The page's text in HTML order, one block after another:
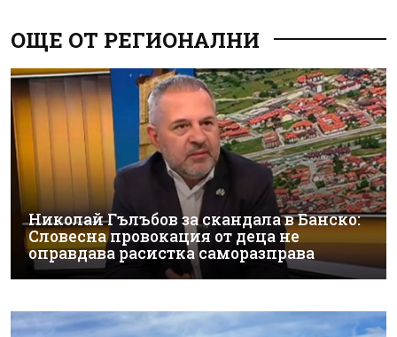
ОЩЕ ОТ РЕГИОНАЛНИ
Николай Гълъбов за скандала в Банско:
Словесна провокация от деца не
оправдава расистка саморазправа